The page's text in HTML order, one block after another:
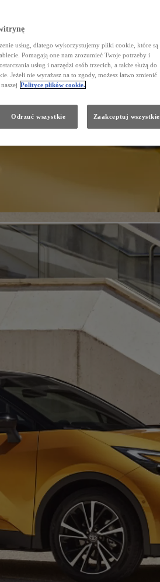
usług, dlatego wykorzystujemy pliki cookie, które są
Pomagają one nam zrozumieć Twoje potrzeby i
usług i narzędzi osób trzecich, a także służą do
Jeżeli nie wyrażasz na to zgody, możesz łatwo zmienić
Polityce plików cookie.
Odrzuć wszystkie Zaakceptuj wszystkie